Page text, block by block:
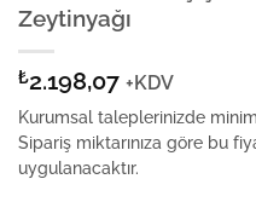
Zeytinyağı
₺2.198,07 +KDV
Kurumsal taleplerinizde
Sipariş miktarınıza göre bu
uygulanacaktır.